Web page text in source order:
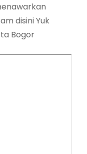
disini Yuk
Bogor